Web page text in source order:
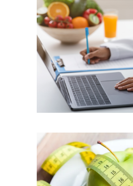
Εξ Αποστάσεως
Διατροφή